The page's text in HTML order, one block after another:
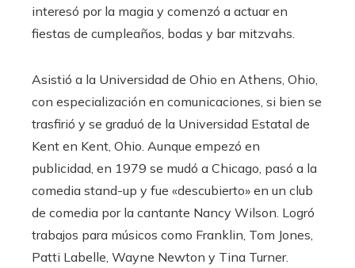
interesó por la magia y comenzó a actuar en
fiestas de cumpleaños, bodas y bar mitzvahs.
Asistió a la Universidad de Ohio en Athens, Ohio,
con especialización en comunicaciones, si bien se
trasfirió y se graduó de la Universidad Estatal de
Kent en Kent, Ohio. Aunque empezó en
publicidad, en 1979 se mudó a Chicago, pasó a la
comedia stand-up y fue «descubierto» en un club
de comedia por la cantante Nancy Wilson. Logró
trabajos para músicos como Franklin, Tom Jones,
Patti Labelle, Wayne Newton y Tina Turner.